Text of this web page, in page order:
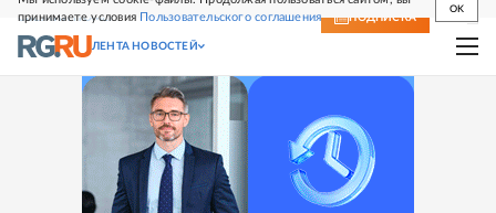
принимаете условия Пользовательского соглашения
OK
СВЕЖИЙ НОМЕР ПОДПИСКА
ЛЕНТА НОВОСТЕЙ